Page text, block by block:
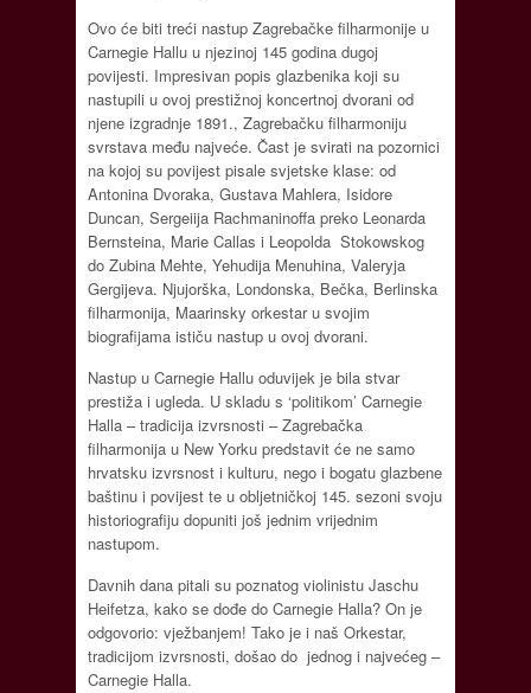
Ovo će biti treći nastup Zagrebačke filharmonije u
Carnegie Hallu u njezinoj 145 godina dugoj
povijesti. Impresivan popis glazbenika koji su
nastupili u ovoj prestižnoj koncertnoj dvorani od
njene izgradnje 1891., Zagrebačku filharmoniju
svrstava među najveće. Čast je svirati na pozornici
na kojoj su povijest pisale svjetske klase: od
Antonina Dvoraka, Gustava Mahlera, Isidore
Duncan, Sergeiija Rachmaninoffa preko Leonarda
Bernsteina, Marie Callas i Leopolda Stokowskog
do Zubina Mehte, Yehudija Menuhina, Valeryja
Gergijeva. Njujorška, Londonska, Bečka, Berlinska
filharmonija, Maarinsky orkestar u svojim
biografijama ističu nastup u ovoj dvorani.
Nastup u Carnegie Hallu oduvijek je bila stvar
prestiža i ugleda. U skladu s ‘politikom’ Carnegie
Halla – tradicija izvrsnosti – Zagrebačka
filharmonija u New Yorku predstavit će ne samo
hrvatsku izvrsnost i kulturu, nego i bogatu glazbene
baštinu i povijest te u obljetničkoj 145. sezoni svoju
historiografiju dopuniti još jednim vrijednim
nastupom.
Davnih dana pitali su poznatog violinistu Jaschu
Heifetza, kako se dođe do Carnegie Halla? On je
odgovorio: vježbanjem! Tako je i naš Orkestar,
tradicijom izvrsnosti, došao do jednog i najvećeg –
Carnegie Halla.